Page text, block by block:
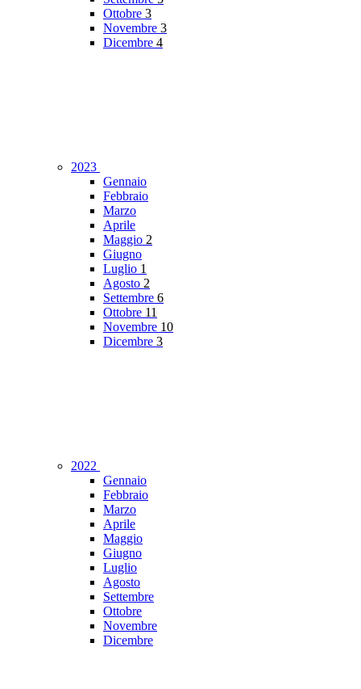
Ottobre 3
Novembre 3
Dicembre 4
2023
Gennaio
Febbraio
Marzo
Aprile
Maggio 2
Giugno
Luglio 1
Agosto 2
Settembre 6
Ottobre 11
Novembre 10
Dicembre 3
2022
Gennaio
Febbraio
Marzo
Aprile
Maggio
Giugno
Luglio
Agosto
Settembre
Ottobre
Novembre
Dicembre